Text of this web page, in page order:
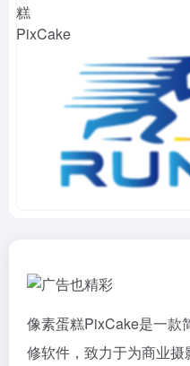
像素蛋糕PixCake是一款
修软件，致力于为商业